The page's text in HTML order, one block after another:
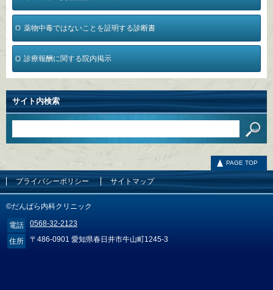
薬物中毒ではないことを証明する診断書
診療報酬に関する院内掲示
サイト内検索
PAGE TOP
プライバシーポリシー サイトマップ
©だんばら内科クリニック
電話 0568-32-2123
住所 〒486-0901 愛知県春日井市牛山町1245-3